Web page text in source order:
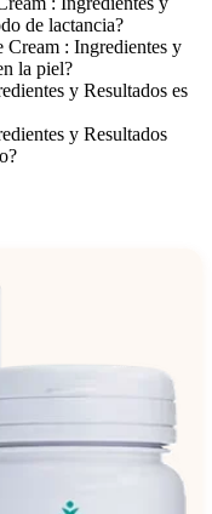
de lactancia?
Cream : Ingredientes y
la piel?
y Resultados es
y Resultados